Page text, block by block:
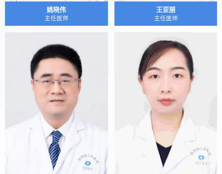
姚晓伟
主任医师
王亚丽
主任医师